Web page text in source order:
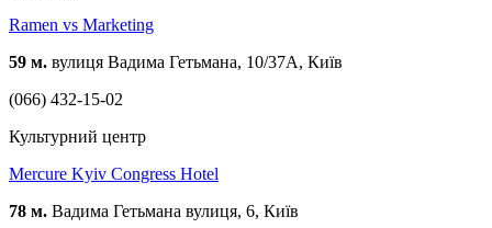
Ramen vs Marketing
59 м. вулиця Вадима Гетьмана, 10/37А, Київ
(066) 432-15-02
Культурний центр
Mercure Kyiv Congress Hotel
78 м. Вадима Гетьмана вулиця, 6, Київ